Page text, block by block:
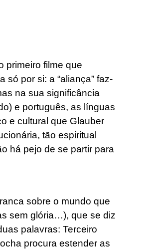
primeiro filme que
só por si: a “aliança” faz-
na sua significância
e português, as línguas
e cultural que Glauber
tão espiritual
há pejo de se partir para
sobre o mundo que
sem glória…), que se diz
palavras: Terceiro
procura estender as